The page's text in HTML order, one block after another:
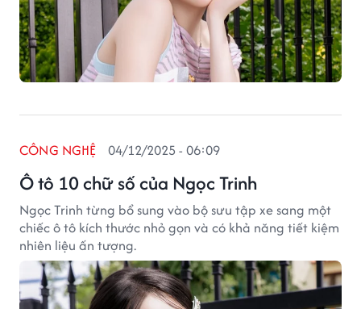
Ô tô 10 chữ số của Ngọc Trinh
CÔNG NGHỆ 04/12/2025 - 06:09
Ngọc Trinh từng bổ sung vào bộ sưu tập xe sang một
chiếc ô tô kích thước nhỏ gọn và có khả năng tiết kiệm
nhiên liệu ấn tượng.